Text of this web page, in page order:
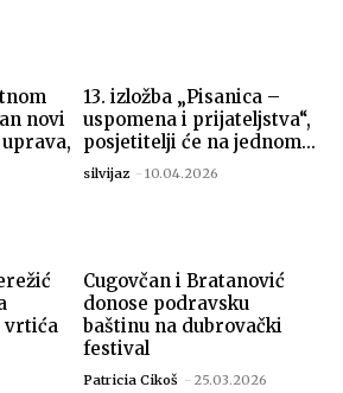
novi
13. izložba „Pisanica –
uspomena i prijateljstva“,
posjetitelji će na jednom...
silvijaz - 10.04.2026
vrtića
Cugovčan i Bratanović
donose podravsku
baštinu na dubrovački
festival
Patricia Cikoš - 25.03.2026